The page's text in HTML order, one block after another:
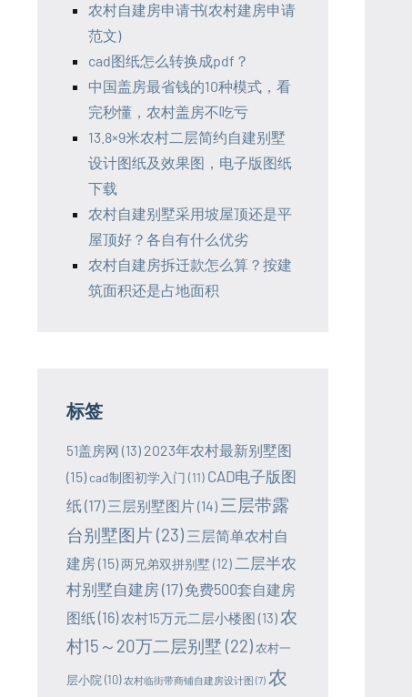
农村自建房申请书(农村建房申请
范文)
cad图纸怎么转换成pdf？
中国盖房最省钱的10种模式，看
完秒懂，农村盖房不吃亏
13.8×9米农村二层简约自建别墅
设计图纸及效果图，电子版图纸
下载
农村自建别墅采用坡屋顶还是平
屋顶好？各自有什么优劣
农村自建房拆迁款怎么算？按建
筑面积还是占地面积
标签
51盖房网 (13) 2023年农村最新别墅图
(15) cad制图初学入门 (11) CAD电子版图
纸(17) 三层别墅图片(14) 三层带露
台别墅图片 (23) 三层简单农村自
建房(15)两兄弟双拼别墅 (12) 二层半农
村别墅自建房(17) 免费500套自建房
图纸(16) 农村15万元二层小楼图 (13)农
村15～20万二层别墅 (22) 农村一
层小院 (10) 农村临街带商铺自建房设计图 (7) 农